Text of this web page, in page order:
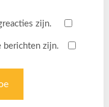
zijn.
berichten zijn.